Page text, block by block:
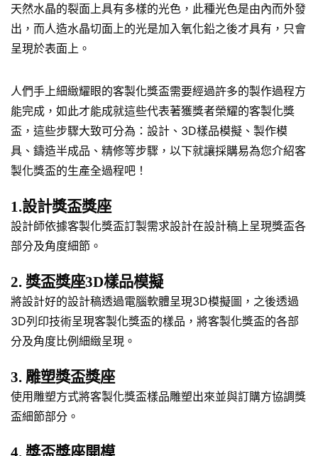
天然水晶的裂面上具有多樣的光色，此種光色是由內而外發
出，而人造水晶切面上的光是加入氧化鉛之後才具有，只會
呈現於表面上。
人們手上細緻耀眼的客製化獎盃需要經過許多的製作過程方
能完成，如此才能成就這些代表著獲獎者榮耀的客製化獎
盃，這些步驟大致可分為：設計、3D樣品模擬、製作模
具、鑄造半成品、精修等步驟，以下就讓採購易為您介紹客
製化獎盃的生產全過程吧！
1.設計獎盃獎座
設計師依據客製化獎盃訂製需求設計在設計稿上呈現獎盃各
部分及角度細節。
2. 獎盃獎座3D樣品模擬
將設計好的設計稿透過電腦軟體呈現3D模擬圖，之後透過
3D列印技術呈現客製化獎盃的樣品，將客製化獎盃的各部
分及角度比例細緻呈現。
3. 雕塑獎盃獎座
使用雕塑方式將客製化獎盃樣品雕塑出來並與訂購方協調獎
盃細節部分。